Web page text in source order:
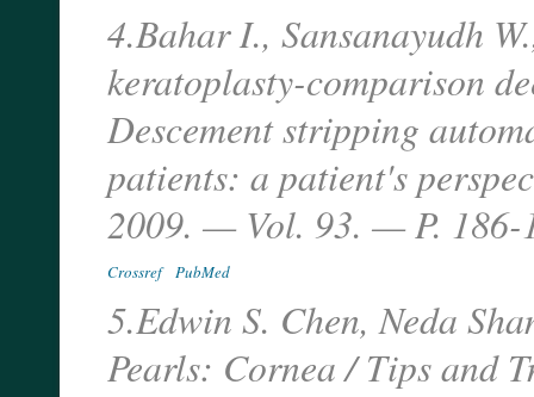
4.Bahar I., Sansanayudh
keratoplasty-comparison
Descement stripping
patients: a patient's
2009. — Vol. 93. — P. 186-
Crossref PubMed
5.Edwin S. Chen, Neda
Pearls: Cornea / Tips and